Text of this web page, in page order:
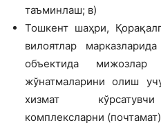
таъминлаш; в)
Тошкент шаҳри,
вилоятлар
объектида
жўнатмаларини олиш
хизмат кўрсатувчи
комплексларни